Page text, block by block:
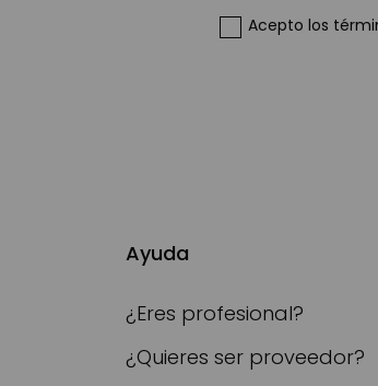
Acepto los
Ayuda
¿Eres profesional?
¿Quieres ser proveedor?